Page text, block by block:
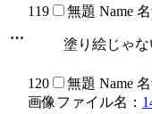
…
119 無題 Name
塗り絵じゃ
120 無題 Name
画像ファイル名：